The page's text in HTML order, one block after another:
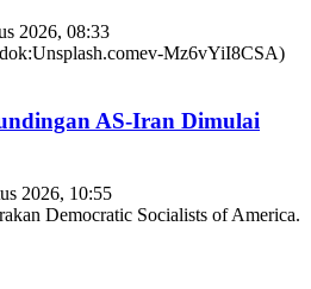
2026, 08:33
AS-Iran Dimulai
2026, 10:55